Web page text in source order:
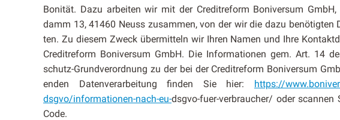
Bonität. Dazu arbeit­en wir mit der Cred­itre­form Boniver­sum
damm 13, 41460 Neuss zusam­men, von der wir die dazu benötigten
ten. Zu diesem Zweck über­mit­teln wir Ihren Namen und Ihre
Cred­itre­form Boniver­sum GmbH. Die Infor­ma­tio­nen gem. Art. 14
schutz-Grund­verord­nung zu der bei der Cred­itre­form Boniver­sum
en­den Daten­ver­ar­beitung find­en Sie hier: https://
dsgvo/informationen-nach-eu-dsg­vo-fuer-ver­braucher/ oder scan­nen
Code.